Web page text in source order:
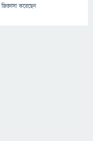
জিজ্ঞাসাকরেছেন